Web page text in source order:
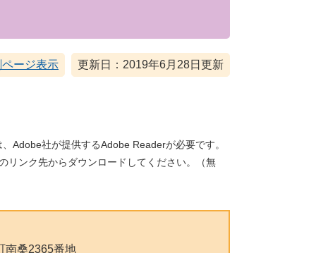
ページ表示 更新日：2019年6月28日更新
Adobe社が提供するAdobe Readerが必要です。
リンク先からダウンロードしてください。（無
南桑2365番地